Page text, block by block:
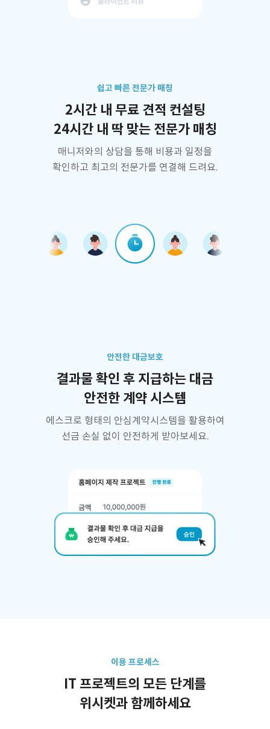
쉽고 빠른 전문가 매칭
2시간 내 무료 견적 컨설팅
24시간 내 딱 맞는 전문가 매칭
매니저와의 상담을 통해 비용과 일정을
확인하고 최고의 전문가를 연결해 드려요.
안전한 대금보호
결과물 확인 후 지급하는 대금
안전한 계약 시스템
에스크로 형태의 안심계약시스템을 활용하여
선금 손실 없이 안전하게 받아보세요.
이용 프로세스
IT 프로젝트의 모든 단계를
위시켓과 함께하세요